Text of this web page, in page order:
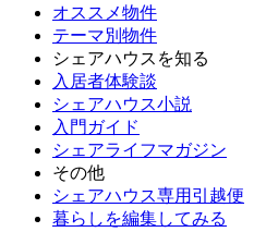
オススメ物件
テーマ別物件
シェアハウスを知る
入居者体験談
シェアハウス小説
入門ガイド
シェアライフマガジン
その他
シェアハウス専用引越便
暮らしを編集してみる